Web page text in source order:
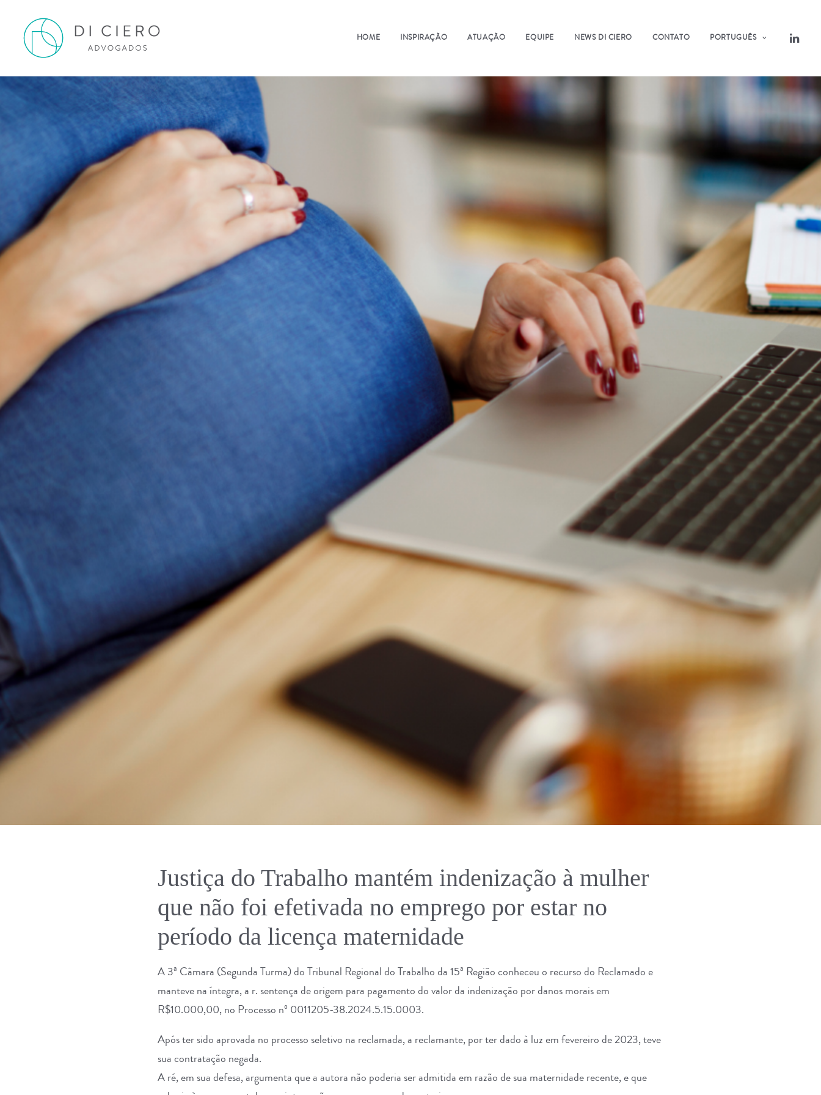
HOME INSPIRAÇÃO ATUAÇÃO EQUIPE NEWS DI CIERO CONTATO PORTUGUÊS
Justiça do Trabalho mantém indenização à mulher
que não foi efetivada no emprego por estar no
período da licença maternidade
A 3ª Câmara (Segunda Turma) do Tribunal Regional do Trabalho da 15ª Região conheceu o recurso do Reclamado e
manteve na íntegra, a r. sentença de origem para pagamento do valor da indenização por danos morais em
R$10.000,00, no Processo nº 0011205-38.2024.5.15.0003.
Após ter sido aprovada no processo seletivo na reclamada, a reclamante, por ter dado à luz em fevereiro de 2023, teve
sua contratação negada.
A ré, em sua defesa, argumenta que a autora não poderia ser admitida em razão de sua maternidade recente, e que